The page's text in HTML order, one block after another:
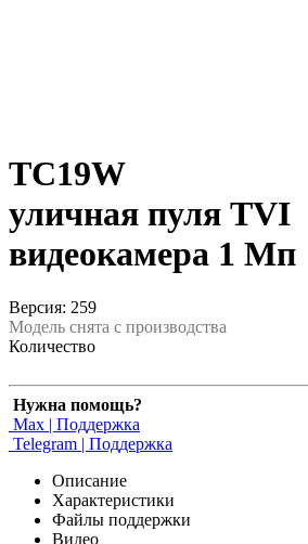
TC19W
уличная пуля TVI
видеокамера 1 Мп
Версия: 259
Модель снята с производства
Количество
Нужна помощь?
Max | Поддержка
Telegram | Поддержка
Описание
Характеристики
Файлы поддержки
Видео